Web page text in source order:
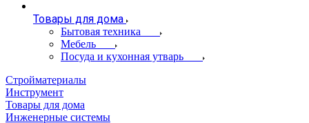
Товары для дома
Бытовая техника
Мебель
Посуда и кухонная утварь
Стройматериалы
Инструмент
Товары для дома
Инженерные системы